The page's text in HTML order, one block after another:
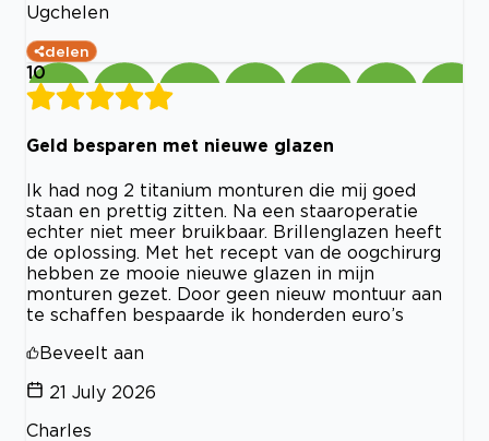
Ugchelen
delen
10
Geld besparen met nieuwe glazen
Ik had nog 2 titanium monturen die mij goed
staan en prettig zitten. Na een staaroperatie
echter niet meer bruikbaar. Brillenglazen heeft
de oplossing. Met het recept van de oogchirurg
hebben ze mooie nieuwe glazen in mijn
monturen gezet. Door geen nieuw montuur aan
te schaffen bespaarde ik honderden euro’s
Beveelt aan
21 July 2026
Charles